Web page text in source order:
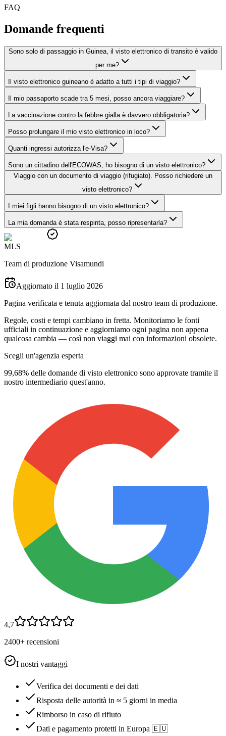
FAQ
Domande frequenti
Sono solo di passaggio in Guinea, il visto elettronico di transito è valido
per me?
Il visto elettronico guineano è adatto a tutti i tipi di viaggio?
Il mio passaporto scade tra 5 mesi, posso ancora viaggiare?
La vaccinazione contro la febbre gialla è davvero obbligatoria?
Posso prolungare il mio visto elettronico in loco?
Quanti ingressi autorizza l'e-Visa?
Sono un cittadino dell'ECOWAS, ho bisogno di un visto elettronico?
Viaggio con un documento di viaggio (rifugiato). Posso richiedere un
visto elettronico?
I miei figli hanno bisogno di un visto elettronico?
La mia domanda è stata respinta, posso ripresentarla?
MLS
Team di produzione Visamundi
Aggiornato il 1 luglio 2026
Pagina verificata e tenuta aggiornata dal nostro team di produzione.
Regole, costi e tempi cambiano in fretta. Monitoriamo le fonti
ufficiali in continuazione e aggiorniamo ogni pagina non appena
qualcosa cambia — così non viaggi mai con informazioni obsolete.
Scegli un'agenzia esperta
99,68% delle domande di visto elettronico sono approvate tramite il
nostro intermediario quest'anno.
4,7
2400+ recensioni
I nostri vantaggi
Verifica dei documenti e dei dati
Risposta delle autorità in ≈ 5 giorni in media
Rimborso in caso di rifiuto
Dati e pagamento protetti in Europa 🇪🇺